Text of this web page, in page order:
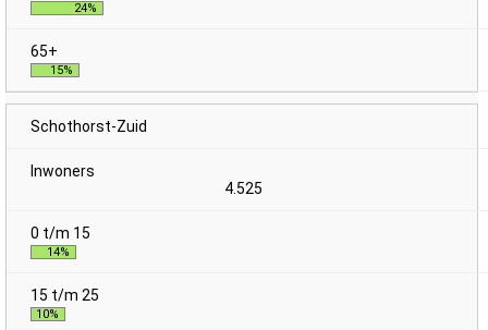
24%
15%
Schothorst-Zuid
4.525
14%
10%